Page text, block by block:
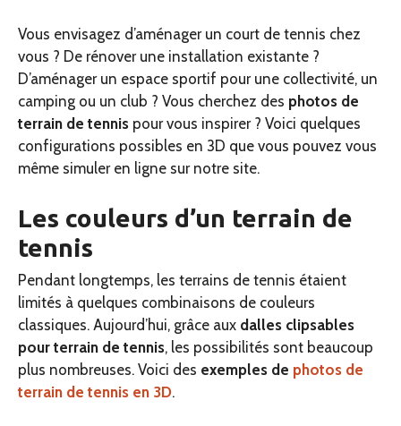
Vous envisagez d’aménager un court de tennis chez
vous ? De rénover une installation existante ?
D’aménager un espace sportif pour une collectivité, un
camping ou un club ? Vous cherchez des photos de
terrain de tennis pour vous inspirer ? Voici quelques
configurations possibles en 3D que vous pouvez vous
même simuler en ligne sur notre site.
Les couleurs d’un terrain de
tennis
Pendant longtemps, les terrains de tennis étaient
limités à quelques combinaisons de couleurs
classiques. Aujourd’hui, grâce aux dalles clipsables
pour terrain de tennis, les possibilités sont beaucoup
plus nombreuses. Voici des exemples de photos de
terrain de tennis en 3D.